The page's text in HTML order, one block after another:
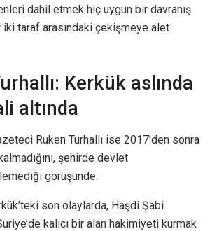
dahil etmek hiç uygun bir davranış
iki taraf arasındaki çekişmeye alet
Kerkük aslında
altında
Ruken Turhallı ise 2017’den sonra
şehirde devlet
görüşünde.
son olaylarda, Haşdi Şabi
kalıcı bir alan hakimiyeti kurmak